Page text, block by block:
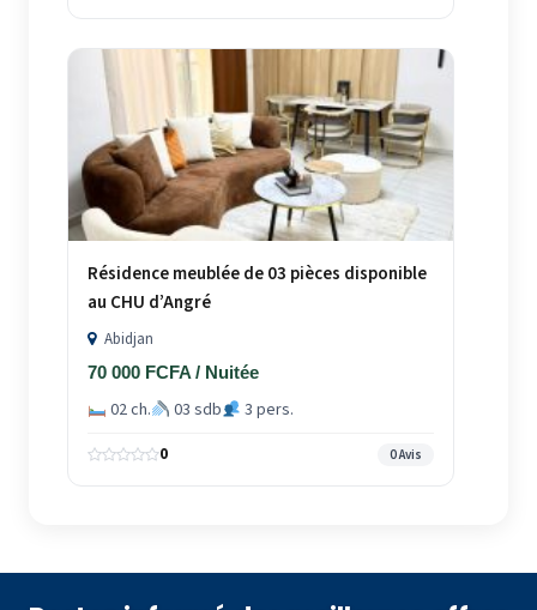
Résidence meublée de 03 pièces disponible
au CHU d’Angré
Abidjan
70 000 FCFA / Nuitée
02 ch. 03 sdb 3 pers.
0 0 Avis